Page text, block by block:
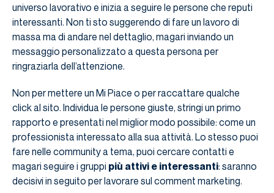
universo lavorativo e inizia a seguire le persone che reputi
interessanti. Non ti sto suggerendo di fare un lavoro di
massa ma di andare nel dettaglio, magari inviando un
messaggio personalizzato a questa persona per
ringraziarla dell’attenzione.
Non per mettere un Mi Piace o per raccattare qualche
click al sito. Individua le persone giuste, stringi un primo
rapporto e presentati nel miglior modo possibile: come un
professionista interessato alla sua attività. Lo stesso puoi
fare nelle community a tema, puoi cercare contatti e
magari seguire i gruppi più attivi e interessanti: saranno
decisivi in seguito per lavorare sul comment marketing.